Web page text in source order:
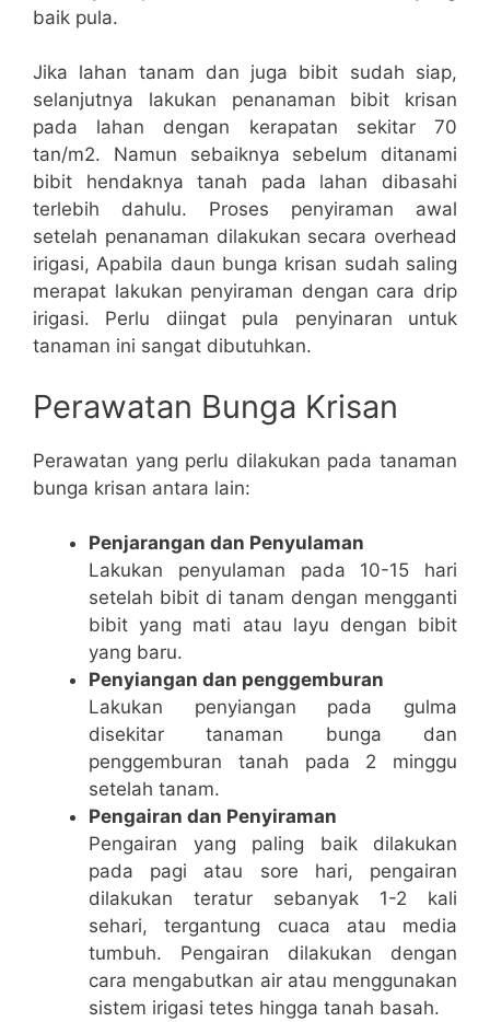
baik pula.
Jika lahan tanam dan juga bibit sudah siap,
selanjutnya lakukan penanaman bibit krisan
pada lahan dengan kerapatan sekitar 70
tan/m2. Namun sebaiknya sebelum ditanami
bibit hendaknya tanah pada lahan dibasahi
terlebih dahulu. Proses penyiraman awal
setelah penanaman dilakukan secara overhead
irigasi, Apabila daun bunga krisan sudah saling
merapat lakukan penyiraman dengan cara drip
irigasi. Perlu diingat pula penyinaran untuk
tanaman ini sangat dibutuhkan.
Perawatan Bunga Krisan
Perawatan yang perlu dilakukan pada tanaman
bunga krisan antara lain:
Penjarangan dan Penyulaman
Lakukan penyulaman pada 10-15 hari
setelah bibit di tanam dengan mengganti
bibit yang mati atau layu dengan bibit
yang baru.
Penyiangan dan penggemburan
Lakukan penyiangan pada gulma
disekitar tanaman bunga dan
penggemburan tanah pada 2 minggu
setelah tanam.
Pengairan dan Penyiraman
Pengairan yang paling baik dilakukan
pada pagi atau sore hari, pengairan
dilakukan teratur sebanyak 1-2 kali
sehari, tergantung cuaca atau media
tumbuh. Pengairan dilakukan dengan
cara mengabutkan air atau menggunakan
sistem irigasi tetes hingga tanah basah.